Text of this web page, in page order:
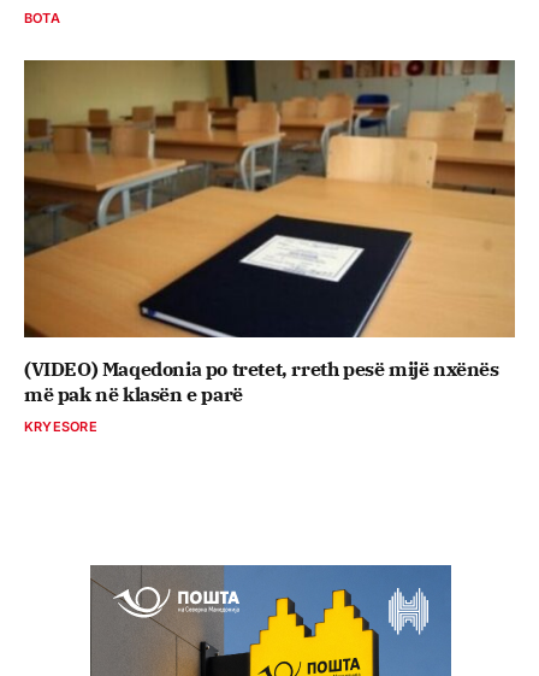
BOTA
(VIDEO) Maqedonia po tretet, rreth pesë mijë nxënës
më pak në klasën e parë
KRYESORE